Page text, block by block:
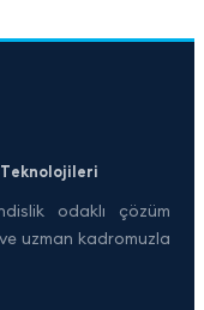
odaklı çözüm
uzman kadromuzla